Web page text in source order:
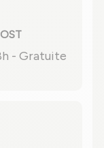
- Gratuite